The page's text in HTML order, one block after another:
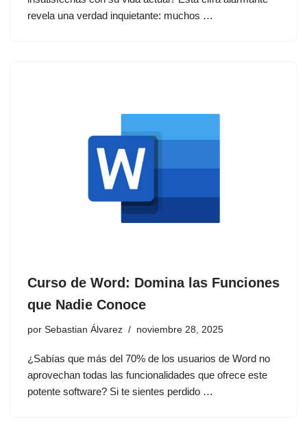
revela una verdad inquietante: muchos …
Curso de Word: Domina las Funciones
que Nadie Conoce
por Sebastian Álvarez noviembre 28, 2025
¿Sabías que más del 70% de los usuarios de Word no
aprovechan todas las funcionalidades que ofrece este
potente software? Si te sientes perdido …